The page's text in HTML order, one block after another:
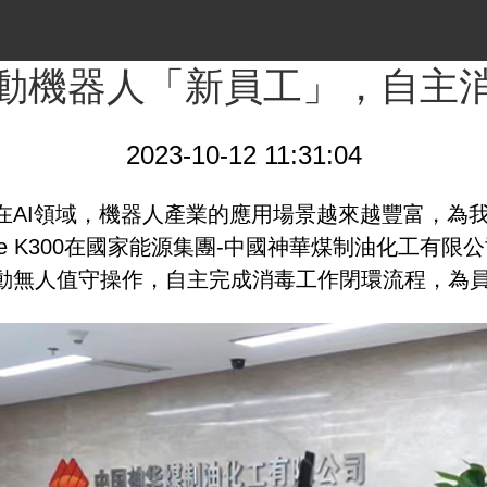
機器人「新員工」，自主
2023-10-12 11:31:04
領域，機器人產業的應用場景越來越豐富，為
在國家能源集團-中國神華煤制油化工有限
人值守操作，自主完成消毒工作閉環流程，為